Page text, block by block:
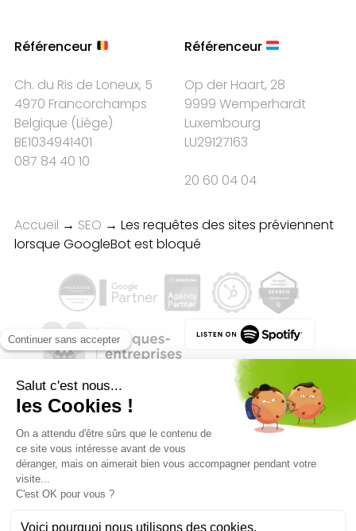
Référenceur
Ch. du Ris de Loneux, 5
4970 Francorchamps
Belgique (Liège)
BE1034941401
087 84 40 10
Référenceur
Op der Haart, 28
9999 Wemperhardt
Luxembourg
LU29127163
20 60 04 04
Accueil → SEO → Les requêtes des sites préviennent
lorsque GoogleBot est bloqué
Qualité des campagnes en
marketing digital :
4.7/5 étoiles sur107 clients
Référenceur France
Référenceur Belgique
Référenceur Luxembourg
Référenceur Suisse